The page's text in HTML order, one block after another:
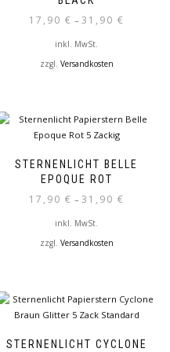
können
auf
der
17,90 € – 31,90 €
inkl. MwSt.
zzgl. Versandkosten
mehrere
Varianten
auf.
Die
können
auf
der
STERNENLICHT BELLE
EPOQUE ROT
17,90 € – 31,90 €
inkl. MwSt.
zzgl. Versandkosten
mehrere
auf.
STERNENLICHT CYCLONE